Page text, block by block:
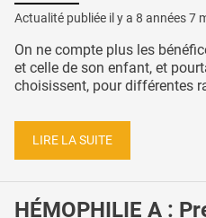
Actualité publiée il y a 8 années 7
On ne compte plus les
et celle de son enfant, et
choisissent, pour différentes
LIRE LA SUITE
HÉMOPHILIE A :